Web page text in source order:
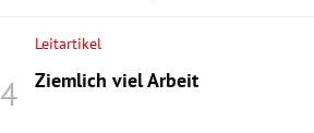
Leitartikel
Ziemlich viel Arbeit